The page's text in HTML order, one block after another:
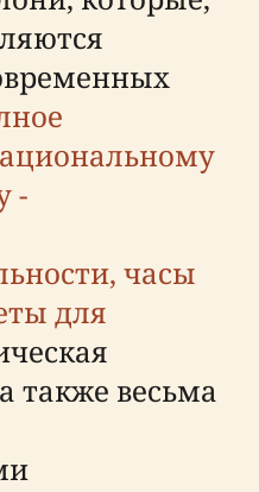
-
часы
для
также весьма